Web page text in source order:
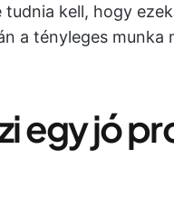
tudnia kell, hogy
a tényleges munka
egy jó